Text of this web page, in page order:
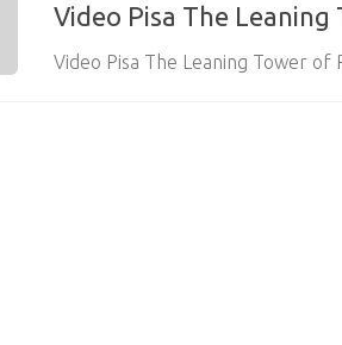
Video Pisa The Leaning
Video Pisa The Leaning Tower of